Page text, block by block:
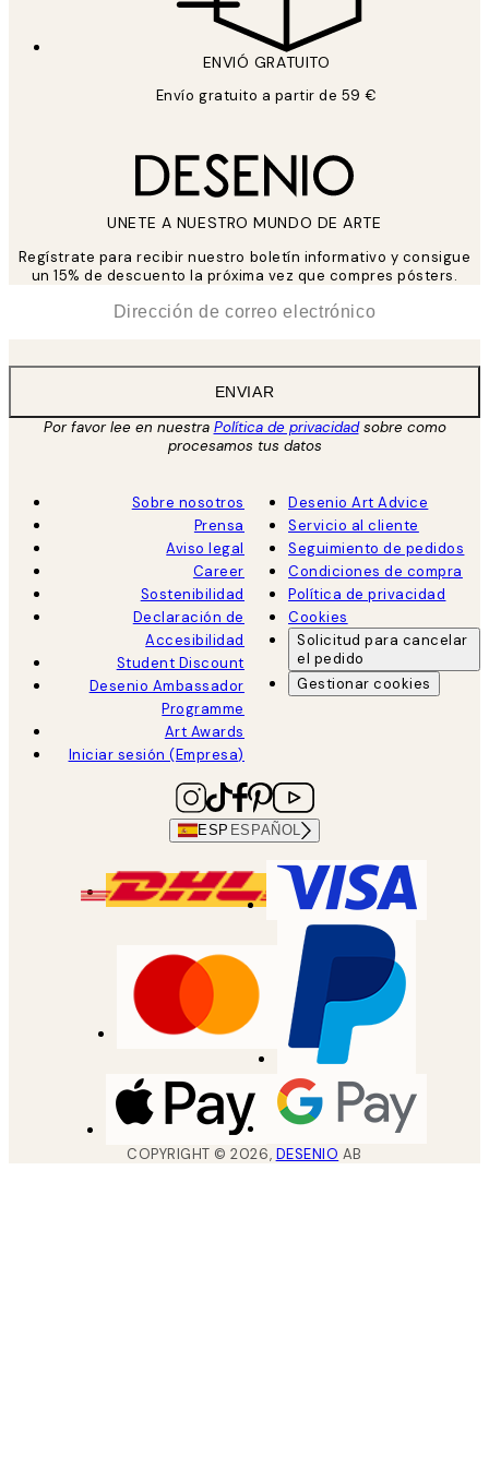
ENVIÓ GRATUITO
Envío gratuito a partir de 59 €
UNETE A NUESTRO MUNDO DE ARTE
Regístrate para recibir nuestro boletín informativo y consigue
un 15% de descuento la próxima vez que compres pósters.
ENVIAR
Por favor lee en nuestra Política de privacidadsobre como
procesamos tus datos
Sobre nosotros
Prensa
Aviso legal
Career
Sostenibilidad
Declaración de
Accesibilidad
Student Discount
Desenio Ambassador
Programme
Art Awards
Iniciar sesión (Empresa)
Desenio Art Advice
Servicio al cliente
Seguimiento de pedidos
Condiciones de compra
Política de privacidad
Cookies
Solicitud para cancelar
el pedido
Gestionar cookies
ESP ESPAÑOL
COPYRIGHT ©2026, DESENIO AB